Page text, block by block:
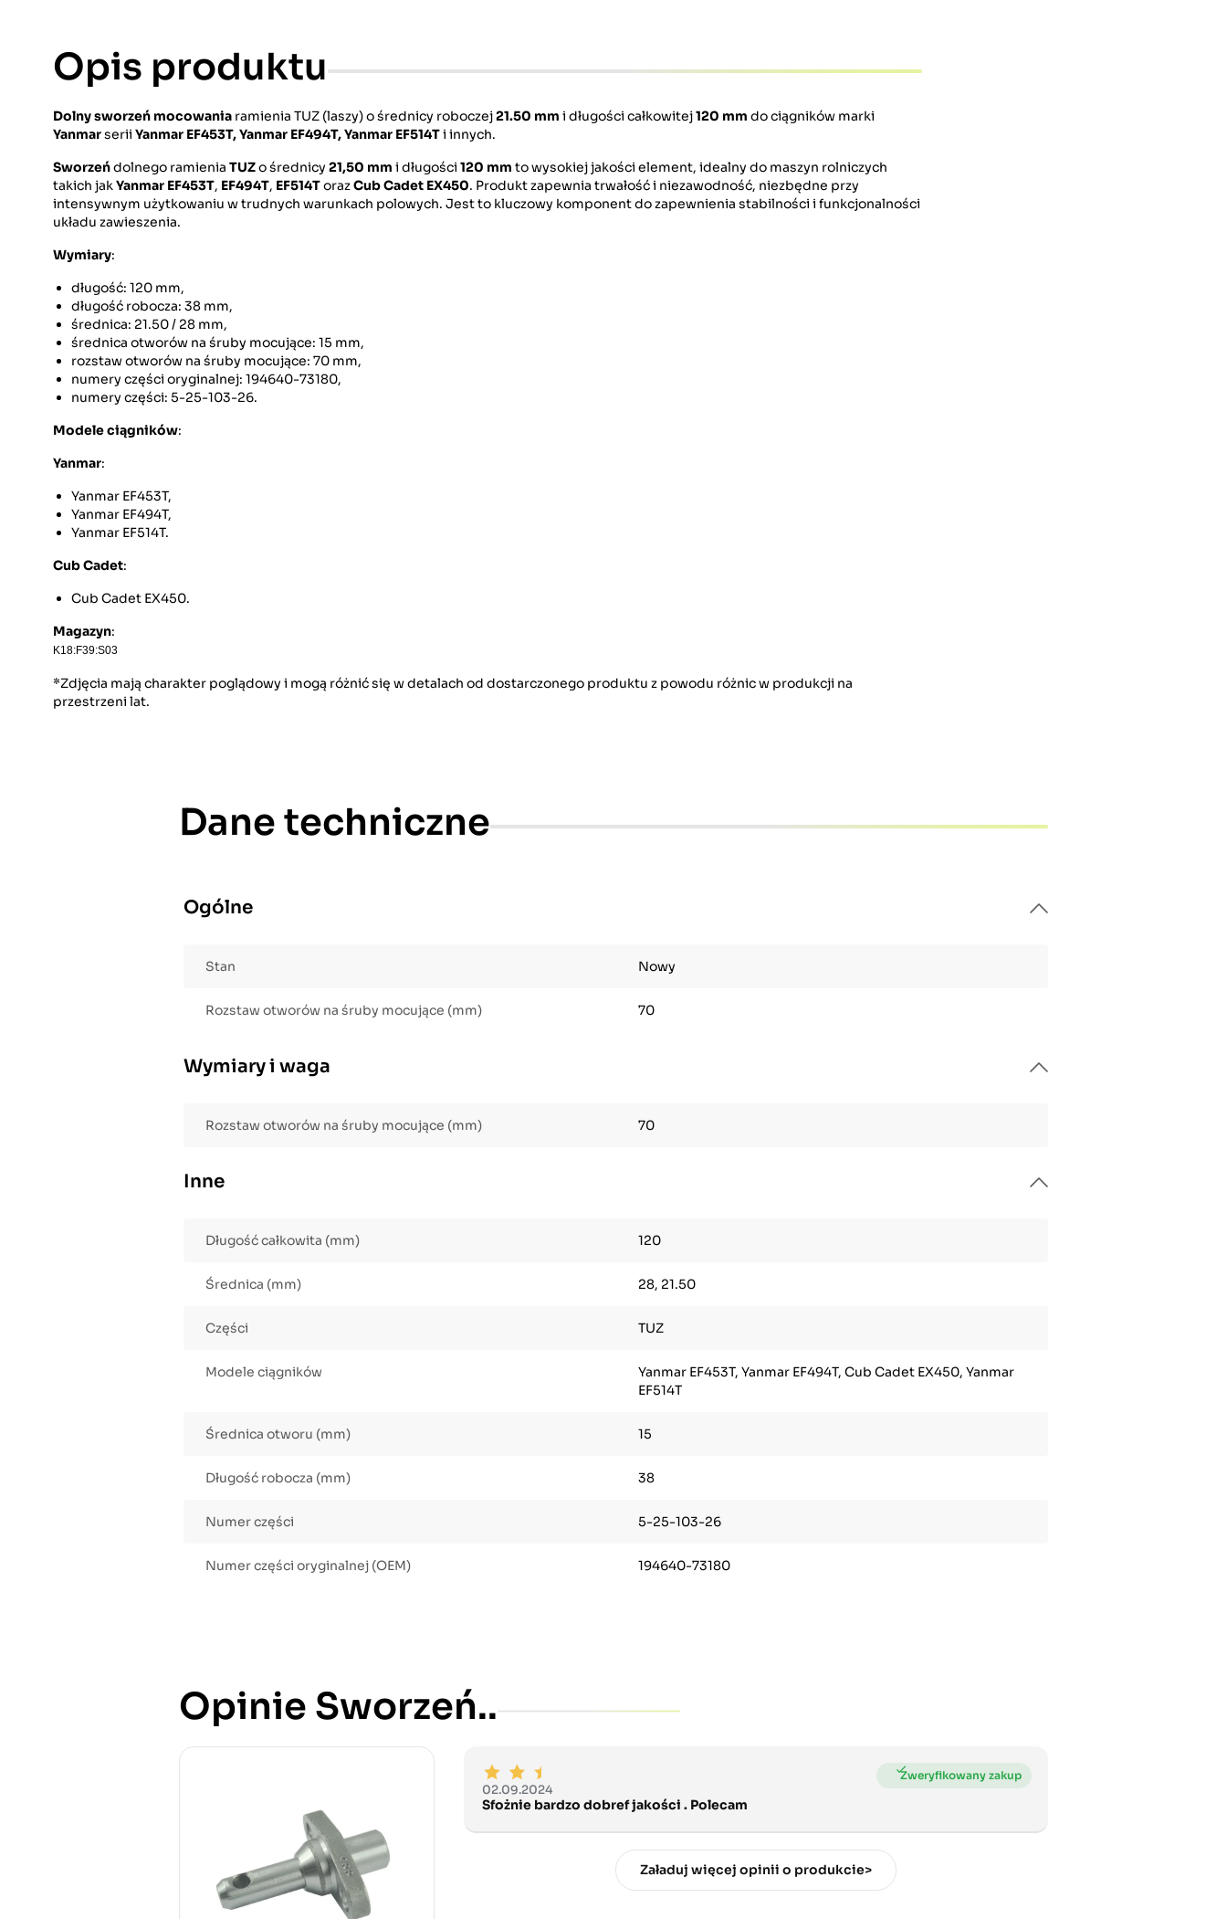
Opis produktu
Dolny sworzeń mocowania ramienia TUZ (laszy) o średnicy roboczej21.50 mm i długości całkowitej120 mm do ciągników marki
Yanmarserii Yanmar EF453T, Yanmar EF494T, Yanmar EF514Ti innych.
Sworzeńdolnego ramienia TUZo średnicy 21,50 mm i długości 120 mm to wysokiej jakości element, idealny do maszyn rolniczych
takich jakYanmar EF453T, EF494T, EF514TorazCub Cadet EX450. Produkt zapewnia trwałość i niezawodność, niezbędne przy
intensywnym użytkowaniu w trudnych warunkach polowych. Jest to kluczowy komponent do zapewnienia stabilności i funkcjonalności
układu zawieszenia.
Wymiary:
długość: 120 mm,
długość robocza: 38 mm,
średnica: 21.50 / 28 mm,
średnica otworów na śruby mocujące: 15 mm,
rozstaw otworów na śruby mocujące: 70 mm,
numery części oryginalnej: 194640-73180,
numery części: 5-25-103-26.
Modele ciągników:
Yanmar:
Yanmar EF453T,
Yanmar EF494T,
Yanmar EF514T.
Cub Cadet:
Cub Cadet EX450.
Magazyn:
K18:F39:S03
*Zdjęcia mają charakter poglądowy i mogą różnić się w detalach od dostarczonego produktu z powodu różnic w produkcji na
przestrzeni lat.
Dane techniczne
Ogólne
Stan Nowy
Rozstaw otworów na śruby mocujące (mm) 70
Wymiary i waga
Rozstaw otworów na śruby mocujące (mm) 70
Inne
Długość całkowita (mm) 120
Średnica (mm) 28, 21.50
Części TUZ
Modele ciągników
Yanmar EF453T, Yanmar EF494T, Cub Cadet EX450, Yanmar
EF514T
Średnica otworu (mm) 15
Długość robocza (mm) 38
Numer części 5-25-103-26
Numer części oryginalnej (OEM) 194640-73180
Opinie Sworzeń..
02.09.2024
Sfożnie bardzo dobref jakości . Polecam
Załaduj więcej opinii o produkcie>